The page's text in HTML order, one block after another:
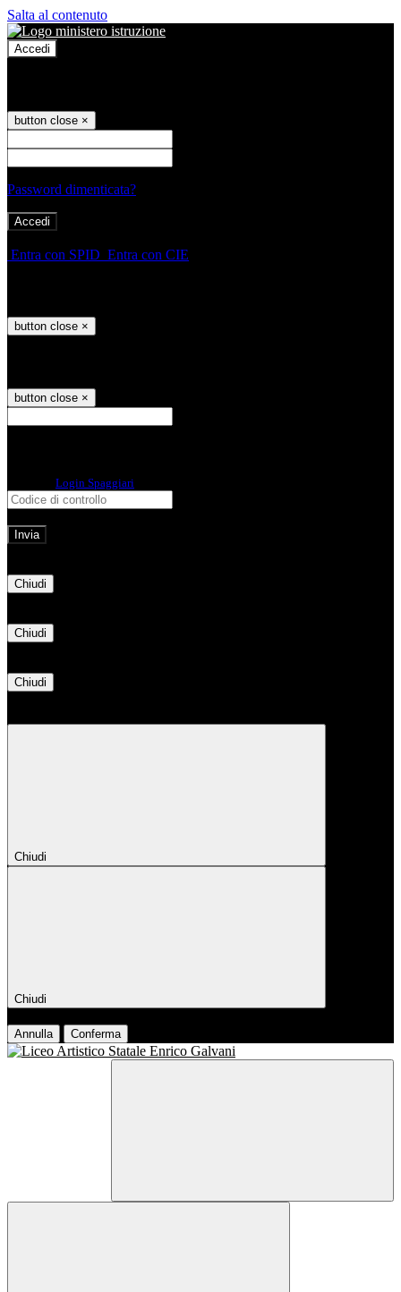
Salta al contenuto
Accedi
button close ×
Password dimenticata?
Entra con SPID Entra con CIE
button close ×
button close ×
Login Spaggiari
Chiudi
Chiudi
Chiudi
Chiudi
Chiudi
Annulla Conferma